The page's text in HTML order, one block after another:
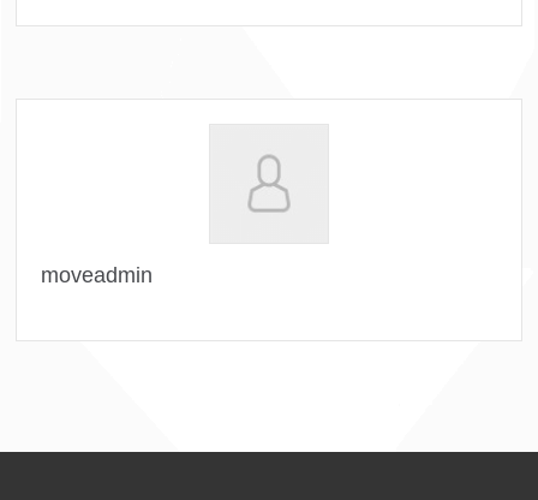
moveadmin